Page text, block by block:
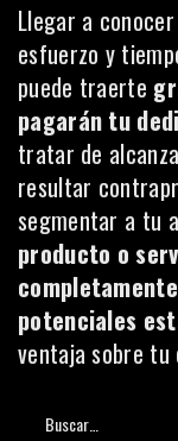
Llegar a
esfuerzo y
puede traerte
pagarán tu
tratar de
resultar
segmentar a tu
producto o
potenciales
ventaja sobre tu